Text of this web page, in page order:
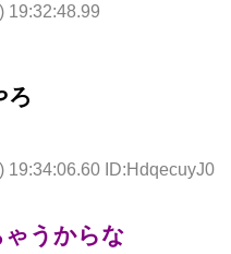
19:32:48.99
ろ
19:34:06.60 ID:HdqecuyJ0
ゃうからな